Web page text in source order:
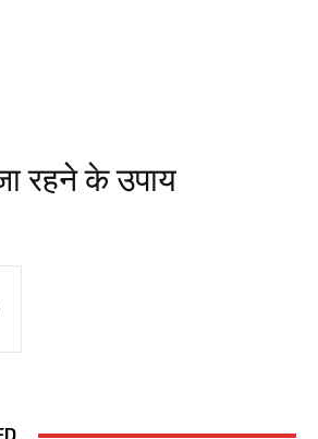
रहने के उपाय